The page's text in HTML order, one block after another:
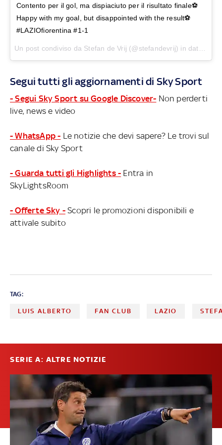
Contento per il gol, ma dispiaciuto per il risultato finale⚽️
Happy with my goal, but disappointed with the result⚽️
#LAZIOfiorentina #1-1
Segui tutti gli aggiornamenti di Sky Sport
- Segui Sky Sport su Google Discover- Non perderti
live, news e video
- WhatsApp - Le notizie che devi sapere? Le trovi sul
canale di Sky Sport
- Guarda tutti gli Highlights - Entra in
SkyLightsRoom
- Offerte Sky - Scopri le promozioni disponibili e
attivale subito
TAG:
LUIS ALBERTO FAN CLUB LAZIO
SERIE A: ALTRE NOTIZIE